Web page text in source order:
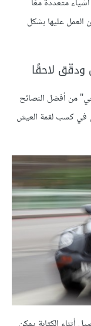
متعددة معًا
العمل عليها بشكل
من أفضل النصائح
في كسب لقمة العيش